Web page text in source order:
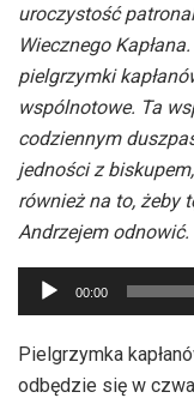
uroczystość
Wiecznego
pielgrzymki
wspólnotowe. Ta
codziennym
jedności z
również na to, żeby
Andrzejem odnowić.
Odtwarzacz
plików
dźwiękowych
00:00
Pielgrzymka
odbędzie się w